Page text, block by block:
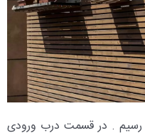
رسیم . در قسمت درب ورودی